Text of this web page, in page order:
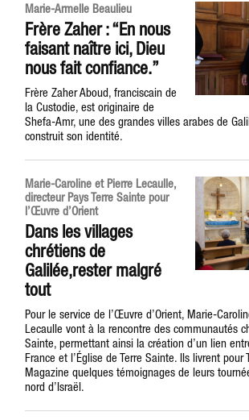
Marie-Armelle Beaulieu
Frère Zaher : “En nous
faisant naître ici, Dieu
nous fait confiance.”
Frère Zaher Aboud, franciscain de
la Custodie, est originaire de
Shefa-Amr, une des grandes villes arabes de
construit son identité.
Marie-Caroline et Pierre Lecaulle,
directeur Pays Terre Sainte pour
l’Œuvre d’Orient
Dans les villages
chrétiens de
Galilée,rester malgré
tout
Pour le service de l’Œuvre d’Orient, Marie-
Lecaulle vont à la rencontre des communautés
Sainte, permettant ainsi la création d’un lien
France et l’Église de Terre Sainte. Ils livrent pour
Magazine quelques témoignages de leurs
nord d’Israël.